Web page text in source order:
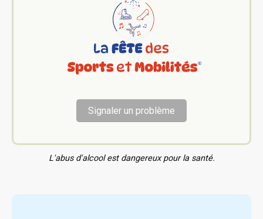
Signaler un problème
L'abus d'alcool est dangereux pour la santé.